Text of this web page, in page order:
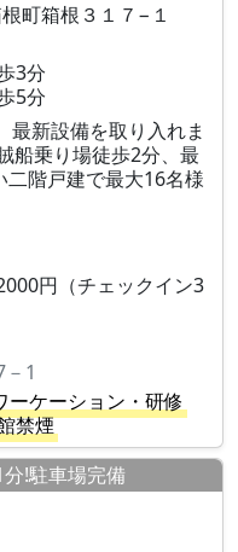
町箱根３１７−１
3分
5分
最新設備を取り入れま
船乗り場徒歩2分、最
階戸建で最大16名様
円（チェックイン3
1
ーケーション・研修
禁煙
!駐車場完備